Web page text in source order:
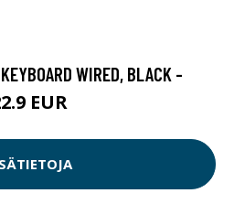
WIRED, BLACK -
EUR